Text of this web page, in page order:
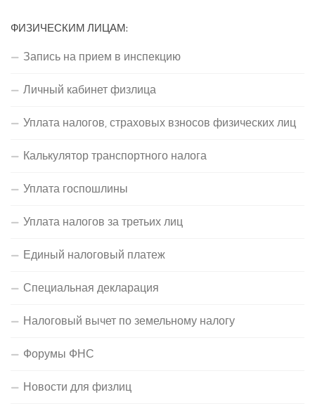
ФИЗИЧЕСКИМ ЛИЦАМ:
Запись на прием в инспекцию
Личный кабинет физлица
Уплата налогов, страховых взносов физических лиц
Калькулятор транспортного налога
Уплата госпошлины
Уплата налогов за третьих лиц
Единый налоговый платеж
Специальная декларация
Налоговый вычет по земельному налогу
Форумы ФНС
Новости для физлиц